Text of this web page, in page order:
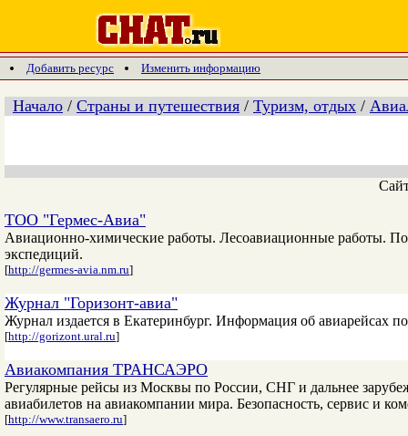
Добавить ресурс Изменить информацию
Начало / Страны и путешествия / Туризм, отдых /
ТОО "Гермес-Авиа"
Авиационно-химические работы. Лесоавиационные работы.
экспедиций.
[http://germes-avia.nm.ru]
Журнал "Горизонт-авиа"
Журнал издается в Екатеринбург. Информация об авиарейсах
[http://gorizont.ural.ru]
Авиакомпания ТРАНСАЭРО
Регулярные рейсы из Москвы по России, СНГ и дальнее
авиабилетов на авиакомпании мира. Безопасность, сервис и
[http://www.transaero.ru]